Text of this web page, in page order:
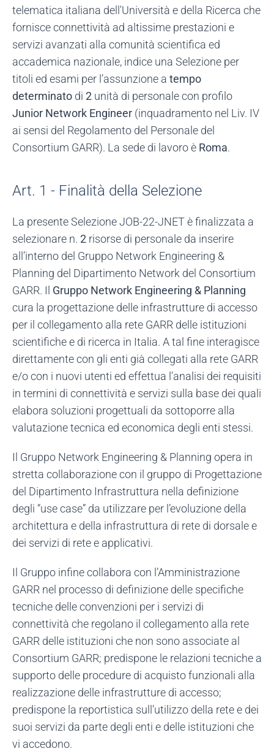
telematica italiana dell'Università e della Ricerca che
fornisce connettività ad altissime prestazioni e
servizi avanzati alla comunità scientifica ed
accademica nazionale, indice una Selezione per
titoli ed esami per l’assunzione a tempo
determinato di 2 unità di personale con profilo
Junior Network Engineer (inquadramento nel Liv. IV
ai sensi del Regolamento del Personale del
Consortium GARR). La sede di lavoro è Roma.
Art. 1 - Finalità della Selezione
La presente Selezione JOB-22-JNET è finalizzata a
selezionare n. 2 risorse di personale da inserire
all’interno del Gruppo Network Engineering &
Planning del Dipartimento Network del Consortium
GARR. Il Gruppo Network Engineering & Planning
cura la progettazione delle infrastrutture di accesso
per il collegamento alla rete GARR delle istituzioni
scientifiche e di ricerca in Italia. A tal fine interagisce
direttamente con gli enti già collegati alla rete GARR
e/o con i nuovi utenti ed effettua l’analisi dei requisiti
in termini di connettività e servizi sulla base dei quali
elabora soluzioni progettuali da sottoporre alla
valutazione tecnica ed economica degli enti stessi.
Il Gruppo Network Engineering & Planning opera in
stretta collaborazione con il gruppo di Progettazione
del Dipartimento Infrastruttura nella definizione
degli “use case” da utilizzare per l’evoluzione della
architettura e della infrastruttura di rete di dorsale e
dei servizi di rete e applicativi.
Il Gruppo infine collabora con l’Amministrazione
GARR nel processo di definizione delle specifiche
tecniche delle convenzioni per i servizi di
connettività che regolano il collegamento alla rete
GARR delle istituzioni che non sono associate al
Consortium GARR; predispone le relazioni tecniche a
supporto delle procedure di acquisto funzionali alla
realizzazione delle infrastrutture di accesso;
predispone la reportistica sull’utilizzo della rete e dei
suoi servizi da parte degli enti e delle istituzioni che
vi accedono.